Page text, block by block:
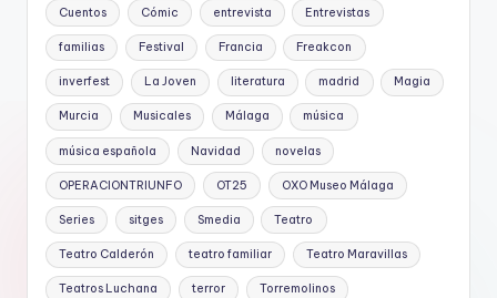
Cuentos Cómic entrevista Entrevistas
familias Festival Francia Freakcon
inverfest La Joven literatura madrid Magia
Murcia Musicales Málaga música
música española Navidad novelas
OPERACIONTRIUNFO OT25 OXO Museo Málaga
Series sitges Smedia Teatro
Teatro Calderón teatro familiar Teatro Maravillas
Teatros Luchana terror Torremolinos